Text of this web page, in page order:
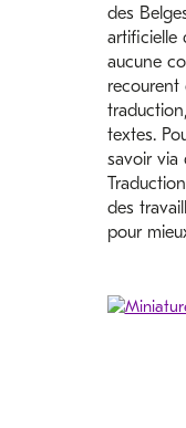
des
artificielle
aucune
recourent
textes.
savoir via
des
pour